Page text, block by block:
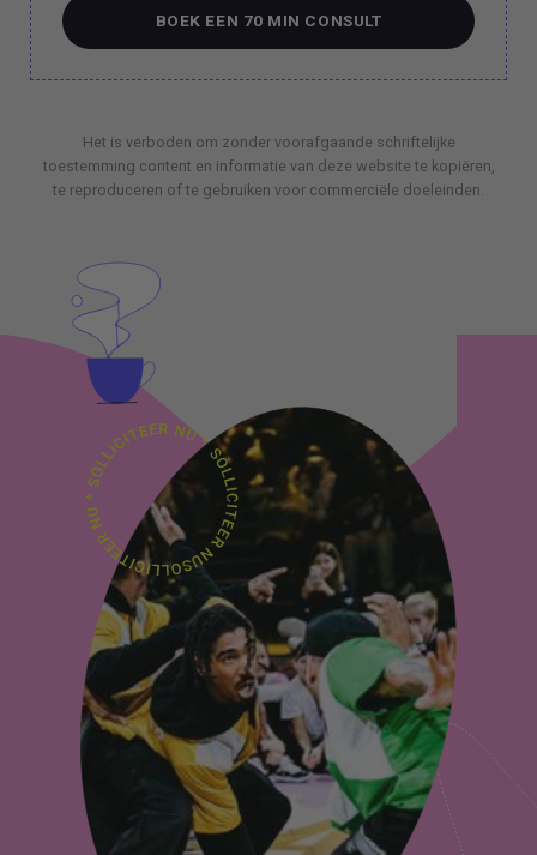
BOEK EEN 70 MIN CONSULT
BOEK EEN 70 MIN CONSULT
Het is verboden om zonder voorafgaande schriftelijke
toestemming content en informatie van deze website te kopiëren,
te reproduceren of te gebruiken voor commerciële doeleinden.